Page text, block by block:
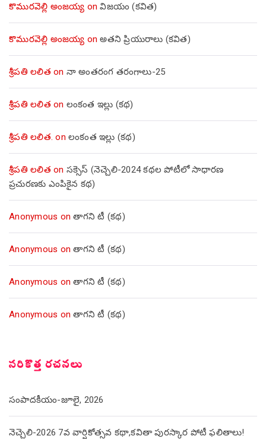
కొమురవెల్లి అంజయ్య onవిజయం (కవిత)
కొమురవెల్లి అంజయ్య onఅతని ప్రియురాలు (కవిత)
శ్రీపతి లలిత on నా అంతరంగ తరంగాలు-25
శ్రీపతి లలిత on లంకంత ఇల్లు (కథ)
శ్రీపతి లలిత. on లంకంత ఇల్లు (కథ)
శ్రీపతి లలిత on సక్సెస్ (నెచ్చెలి-2024 కథల పోటీలో సాధారణ
ప్రచురణకు ఎంపికైన కథ)
Anonymous onతాగని టీ (కథ)
Anonymous onతాగని టీ (కథ)
Anonymous onతాగని టీ (కథ)
Anonymous onతాగని టీ (కథ)
సరికొత్త రచనలు
సంపాదకీయం-జూలై, 2026
నెచ్చెలి-2026 7వ వార్షికోత్సవ కథా,కవితా పురస్కార పోటీ ఫలితాలు!